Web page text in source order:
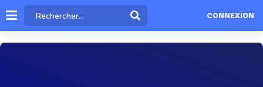
CONNEXION